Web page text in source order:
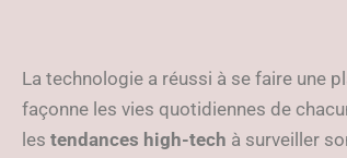
La technologie a réussi à se faire une
façonne les vies quotidiennes de
les tendances high-tech à surveiller